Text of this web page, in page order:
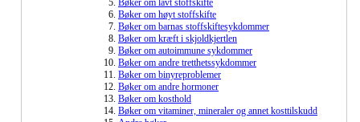
Bøker om lavt stoffskifte
Bøker om høyt stoffskifte
Bøker om barnas stoffskiftesykdommer
Bøker om kræft i skjoldkjertlen
Bøker om autoimmune sykdommer
Bøker om andre tretthetssykdommer
Bøker om binyreproblemer
Bøker om andre hormoner
Bøker om kosthold
Bøker om vitaminer, mineraler og annet kosttilskudd